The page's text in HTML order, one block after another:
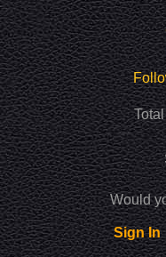
Would
Sign In